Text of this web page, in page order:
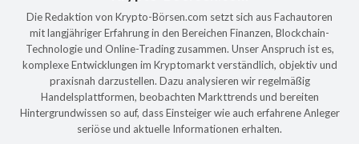
Die Redaktion von Krypto-Börsen.com setzt sich aus Fachautoren
mit langjähriger Erfahrung in den Bereichen Finanzen, Blockchain-
Technologie und Online-Trading zusammen. Unser Anspruch ist es,
komplexe Entwicklungen im Kryptomarkt verständlich, objektiv und
praxisnah darzustellen. Dazu analysieren wir regelmäßig
Handelsplattformen, beobachten Markttrends und bereiten
Hintergrundwissen so auf, dass Einsteiger wie auch erfahrene Anleger
seriöse und aktuelle Informationen erhalten.